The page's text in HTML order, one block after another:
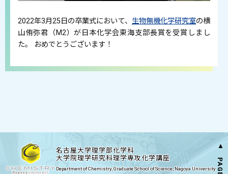
2022年3月25日の卒業式において、 生物無機化学研究室の横
山侑弥君（M2）が日本化学会東海支部長賞を受賞しまし
た。 おめでとうございます！
名古屋大学理学部化学科
大学院理学研究科理学専攻化学講座
Department of Chemistry, Graduate School of Science, Nagoya University